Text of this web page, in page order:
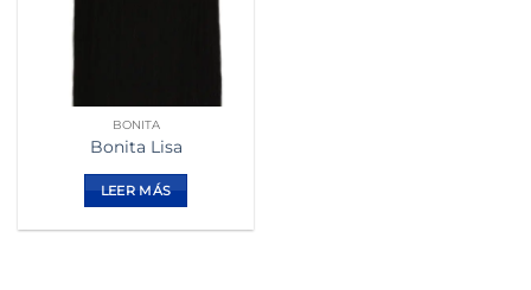
BONITA
Bonita Lisa
LEER MÁS